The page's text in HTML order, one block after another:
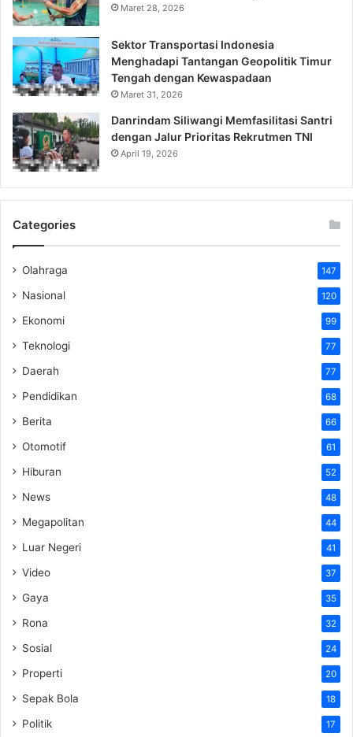
Maret 28, 2026
Sektor Transportasi Indonesia
Menghadapi Tantangan Geopolitik Timur
Tengah dengan Kewaspadaan
Maret 31, 2026
Danrindam Siliwangi Memfasilitasi Santri
dengan Jalur Prioritas Rekrutmen TNI
April 19, 2026
Categories
Olahraga 147
Nasional 120
Ekonomi 99
Teknologi 77
Daerah 77
Pendidikan 68
Berita 66
Otomotif 61
Hiburan 52
News 48
Megapolitan 44
Luar Negeri 41
Video 37
Gaya 35
Rona 32
Sosial 24
Properti 20
Sepak Bola 18
Politik 17